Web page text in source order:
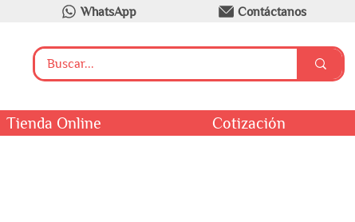
WhatsApp Contáctanos
Tienda Online Cotización